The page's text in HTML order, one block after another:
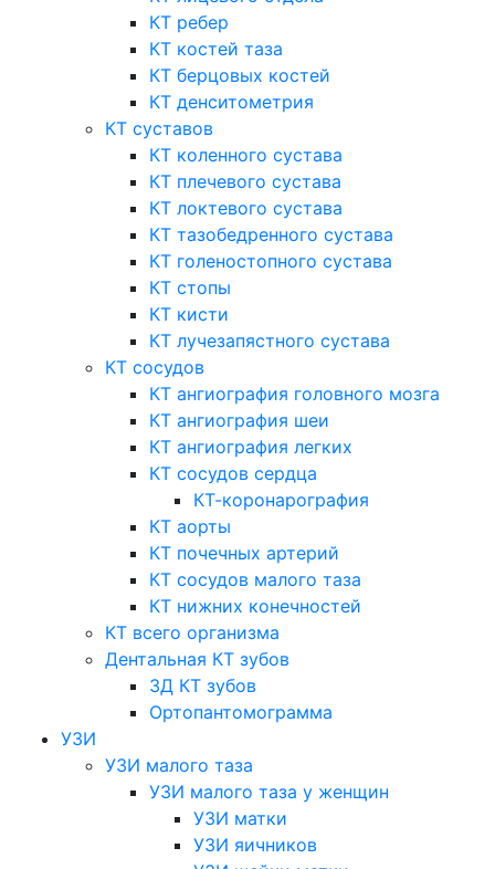
КТ ребер
КТ костей таза
КТ берцовых костей
КТ денситометрия
КТ суставов
КТ коленного сустава
КТ плечевого сустава
КТ локтевого сустава
КТ тазобедренного сустава
КТ голеностопного сустава
КТ стопы
КТ кисти
КТ лучезапястного сустава
КТ сосудов
КТ ангиография головного мозга
КТ ангиография шеи
КТ ангиография легких
КТ сосудов сердца
КТ-коронарография
КТ аорты
КТ почечных артерий
КТ сосудов малого таза
КТ нижних конечностей
КТ всего организма
Дентальная КТ зубов
3Д КТ зубов
Ортопантомограмма
УЗИ
УЗИ малого таза
УЗИ малого таза у женщин
УЗИ матки
УЗИ яичников